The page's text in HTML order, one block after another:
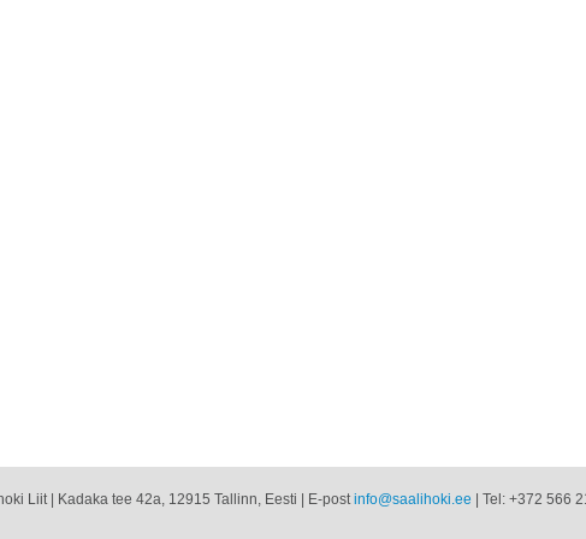
Liit | Kadaka tee 42a, 12915 Tallinn, Eesti | E-postinfo@saalihoki.ee | Tel: +372 566